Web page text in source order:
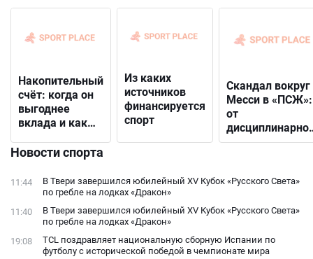
Накопительный
счёт: когда он
выгоднее
вклада и как
подходящий
Из каких
источников
финансируется
спорт
Скандал вокруг
Месси в «ПСЖ»:
от
решения до
фанатами
Новости спорта
11:44
В Твери завершился юбилейный XV Кубок «Русского Света»
по гребле на лодках «Дракон»
11:40
В Твери завершился юбилейный XV Кубок «Русского Света»
по гребле на лодках «Дракон»
19:08
TCL поздравляет национальную сборную Испании по
футболу с исторической победой в чемпионате мира